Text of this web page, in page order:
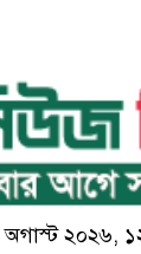
২০২৬,